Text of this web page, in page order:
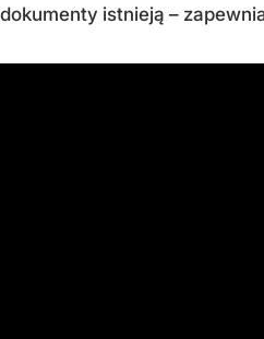
dokumenty istnieją –